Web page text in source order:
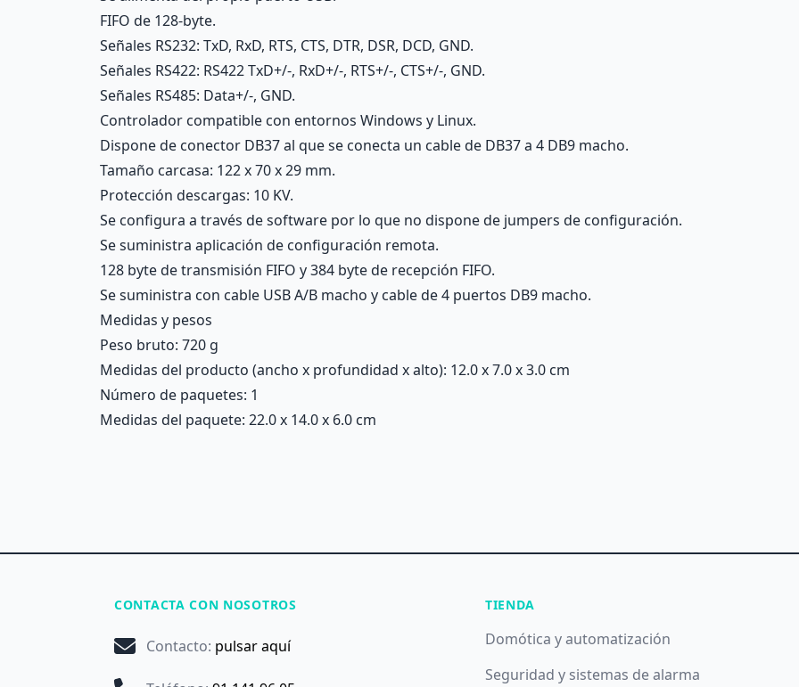
FIFO de 128-byte.
Señales RS232: TxD, RxD, RTS, CTS, DTR, DSR, DCD, GND.
Señales RS422: RS422 TxD+/-, RxD+/-, RTS+/-, CTS+/-, GND.
Señales RS485: Data+/-, GND.
Controlador compatible con entornos Windows y Linux.
Dispone de conector DB37 al que se conecta un cable de DB37 a 4 DB9 macho.
Tamaño carcasa: 122 x 70 x 29 mm.
Protección descargas: 10 KV.
Se configura a través de software por lo que no dispone de jumpers de configuración.
Se suministra aplicación de configuración remota.
128 byte de transmisión FIFO y 384 byte de recepción FIFO.
Se suministra con cable USB A/B macho y cable de 4 puertos DB9 macho.
Medidas y pesos
Peso bruto: 720 g
Medidas del producto (ancho x profundidad x alto): 12.0 x 7.0 x 3.0 cm
Número de paquetes: 1
Medidas del paquete: 22.0 x 14.0 x 6.0 cm
CONTACTA CON NOSOTROS
Contacto: pulsar aquí
TIENDA
Domótica y automatización
Seguridad y sistemas de alarma